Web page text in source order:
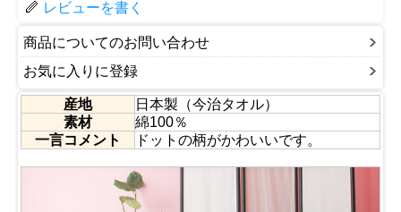
かわいいくてお洒落なドット柄を是非手にとってお確かめ
ください。
ス・ターバンも取り揃えています。
■認定番号：第2008-081号
レビューを書く
商品についてのお問い合わせ
お気に入りに登録
産地
日本製（今治タオル）
素材
綿100％
一言コメント
ドットの柄がかわいいです。